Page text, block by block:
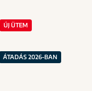
ÚJ ÜTEM
ÁTADÁS 2026-BAN